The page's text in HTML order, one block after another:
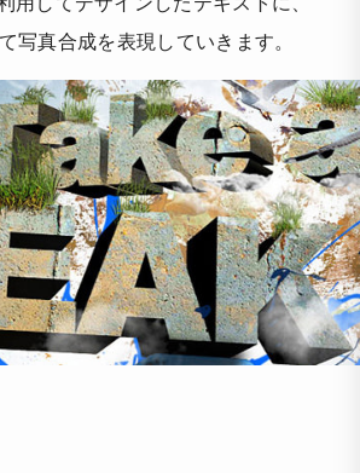
写真合成を表現していきます。